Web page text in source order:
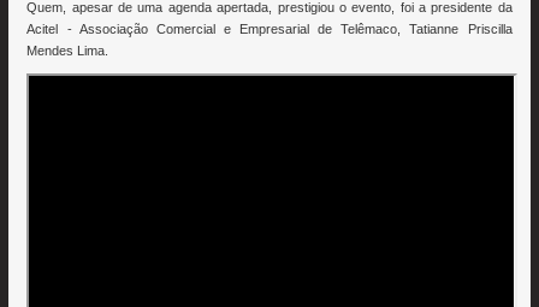
Quem, apesar de uma agenda apertada, prestigiou o evento, foi a presidente da
Acitel - Associação Comercial e Empresarial de Telêmaco, Tatianne Priscilla
Mendes Lima.